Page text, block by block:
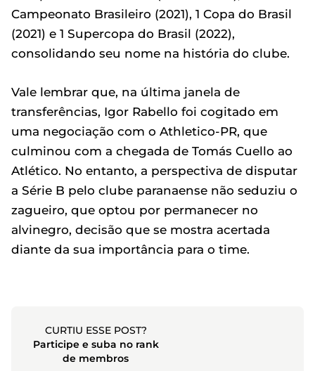
Campeonato Brasileiro (2021), 1 Copa do Brasil
(2021) e 1 Supercopa do Brasil (2022),
consolidando seu nome na história do clube.
Vale lembrar que, na última janela de
transferências, Igor Rabello foi cogitado em
uma negociação com o Athletico-PR, que
culminou com a chegada de Tomás Cuello ao
Atlético. No entanto, a perspectiva de disputar
a Série B pelo clube paranaense não seduziu o
zagueiro, que optou por permanecer no
alvinegro, decisão que se mostra acertada
diante da sua importância para o time.
CURTIU ESSE POST?
Participe e suba no rank
de membros